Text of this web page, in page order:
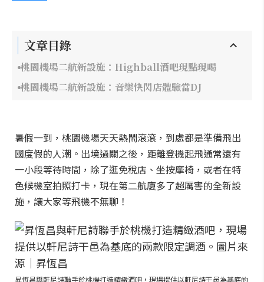
文章目錄
桃園機場二航新設施：Highball酒吧現點現喝
桃園機場二航新設施：音樂快閃店體驗當DJ
暑假一到，桃園機場天天熱鬧滾滾，到處都是準備飛出
國度假的人潮。出境過關之後，距離登機起飛通常還有
一小段等待時間，除了逛免稅店、坐按摩椅，或者在特
色候機室拍照打卡，現在第二航廈多了超厲害的全新設
施，讓大家等飛機不無聊！
昇恆昌與軒尼詩聯手於桃機打造精緻酒吧，現場提供以軒尼詩干邑為基底的